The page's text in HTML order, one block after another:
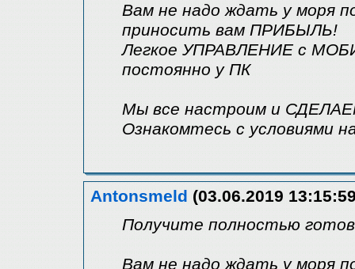
Вам не надо ждать у моря
приносить вам ПРИБЫЛЬ!
Легкое УПРАВЛЕНИЕ с
постоянно у ПК
Мы все настроим и
Ознакомтесь с условиями
Antonsmeld (03.06.2019
Получите полностью
Вам не надо ждать у моря